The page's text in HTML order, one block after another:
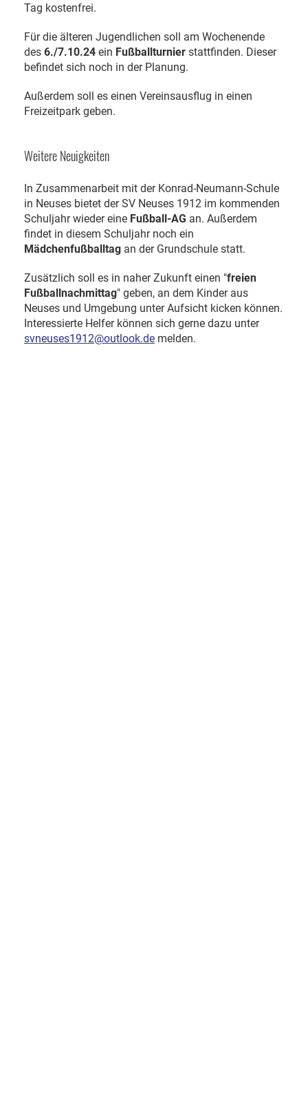
Tag kostenfrei.
Für die älteren Jugendlichen soll am Wochenende
des 6./7.10.24 ein Fußballturnier stattfinden. Dieser
befindet sich noch in der Planung.
Außerdem soll es einen Vereinsausflug in einen
Freizeitpark geben.
Weitere Neuigkeiten
In Zusammenarbeit mit der Konrad-Neumann-Schule
in Neuses bietet der SV Neuses 1912 im kommenden
Schuljahr wieder eine Fußball-AG an. Außerdem
findet in diesem Schuljahr noch ein
Mädchenfußballtag an der Grundschule statt.
Zusätzlich soll es in naher Zukunft einen "freien
Fußballnachmittag" geben, an dem Kinder aus
Neuses und Umgebung unter Aufsicht kicken können.
Interessierte Helfer können sich gerne dazu unter
svneuses1912@outlook.de melden.